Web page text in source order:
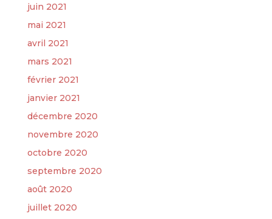
juin 2021
mai 2021
avril 2021
mars 2021
février 2021
janvier 2021
décembre 2020
novembre 2020
octobre 2020
septembre 2020
août 2020
juillet 2020